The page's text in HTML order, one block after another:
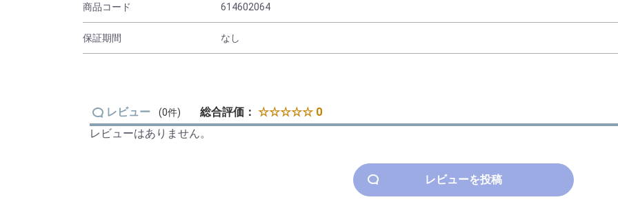
商品コード 614602064
保証期間 なし
レビュー (0件) 総合評価： ☆☆☆☆☆ 0
レビューはありません。
レビューを投稿